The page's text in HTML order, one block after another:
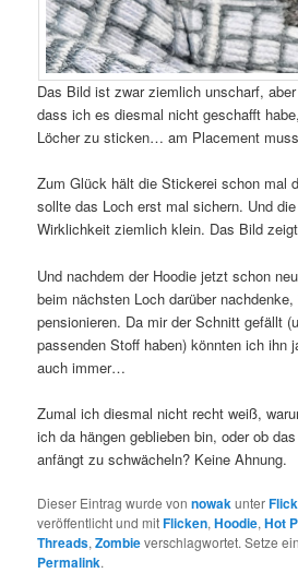
Das Bild ist zwar ziemlich unscharf,
dass ich es diesmal nicht geschafft
Löcher zu sticken… am Placement
Zum Glück hält die Stickerei schon mal
sollte das Loch erst mal sichern. Und
Wirklichkeit ziemlich klein. Das Bild
Und nachdem der Hoodie jetzt schon
beim nächsten Loch darüber
pensionieren. Da mir der Schnitt gefällt
passenden Stoff haben) könnten ich ihn
auch immer…
Zumal ich diesmal nicht recht weiß,
ich da hängen geblieben bin, oder ob
anfängt zu schwächeln? Keine Ahnung.
Dieser Eintrag wurde vonnowakunter
veröffentlicht und mitFlicken,Hoodie,Hot
Threads,Zombieverschlagwortet. Setze
Permalink.